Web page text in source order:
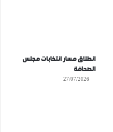
انطلاق مسار انتخابات مجلس
الصحافة
27/07/2026